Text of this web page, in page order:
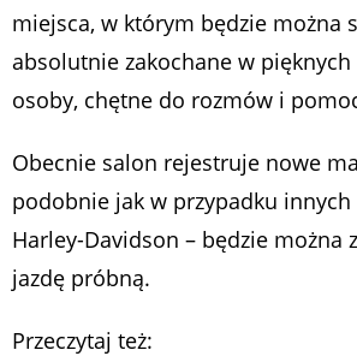
miejsca, w którym będzie można
absolutnie zakochane w pięknych
osoby, chętne do rozmów i
Obecnie salon rejestruje nowe
podobnie jak w przypadku
Harley-Davidson – będzie można
jazdę próbną.
Przeczytaj też: